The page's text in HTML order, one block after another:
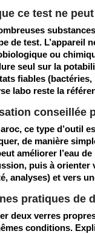
ce test ne
de test. L’appareil
ou
seul sur la
fiables
labo reste la
conseillée
ce type d’outil
de manière
améliorer l’eau
puis à orienter
analyses) et vers
pratiques de
deux verres
conditions.